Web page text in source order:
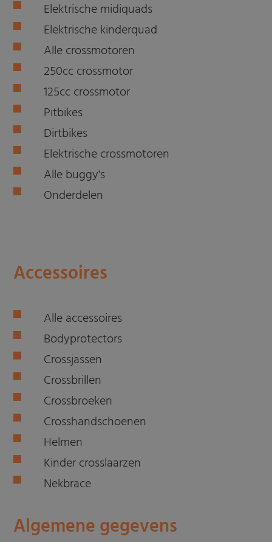
Elektrische midiquads
Elektrische kinderquad
Alle crossmotoren
250cc crossmotor
125cc crossmotor
Pitbikes
Dirtbikes
Elektrische crossmotoren
Alle buggy's
Onderdelen
Accessoires
Alle accessoires
Bodyprotectors
Crossjassen
Crossbrillen
Crossbroeken
Crosshandschoenen
Helmen
Kinder crosslaarzen
Nekbrace
Algemene gegevens